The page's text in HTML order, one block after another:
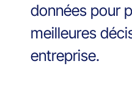
données pour
meilleures
entreprise.